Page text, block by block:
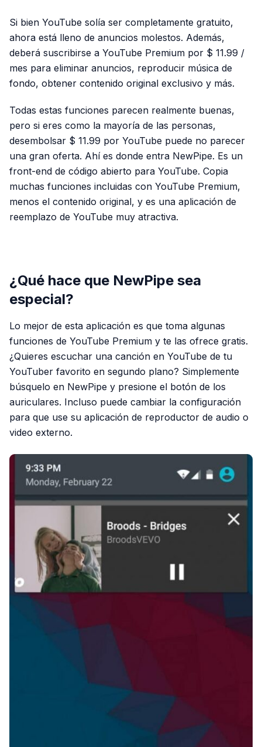
Si bien YouTube solía ser completamente gratuito,
ahora está lleno de anuncios molestos. Además,
deberá suscribirse a YouTube Premium por $ 11.99 /
mes para eliminar anuncios, reproducir música de
fondo, obtener contenido original exclusivo y más.
Todas estas funciones parecen realmente buenas,
pero si eres como la mayoría de las personas,
desembolsar $ 11.99 por YouTube puede no parecer
una gran oferta. Ahí es donde entra NewPipe. Es un
front-end de código abierto para YouTube. Copia
muchas funciones incluidas con YouTube Premium,
menos el contenido original, y es una aplicación de
reemplazo de YouTube muy atractiva.
¿Qué hace que NewPipe sea
especial?
Lo mejor de esta aplicación es que toma algunas
funciones de YouTube Premium y te las ofrece gratis.
¿Quieres escuchar una canción en YouTube de tu
YouTuber favorito en segundo plano? Simplemente
búsquelo en NewPipe y presione el botón de los
auriculares. Incluso puede cambiar la configuración
para que use su aplicación de reproductor de audio o
video externo.